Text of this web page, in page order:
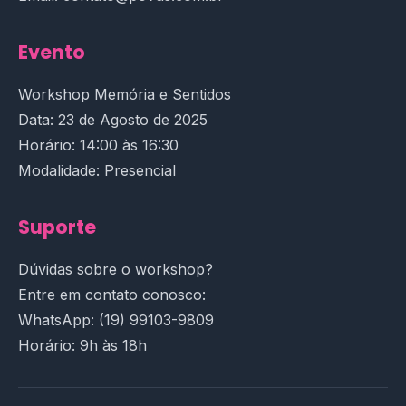
Evento
Workshop Memória e Sentidos
Data: 23 de Agosto de 2025
Horário: 14:00 às 16:30
Modalidade: Presencial
Suporte
Dúvidas sobre o workshop?
Entre em contato conosco:
WhatsApp: (19) 99103-9809
Horário: 9h às 18h